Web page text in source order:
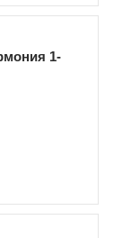
1-